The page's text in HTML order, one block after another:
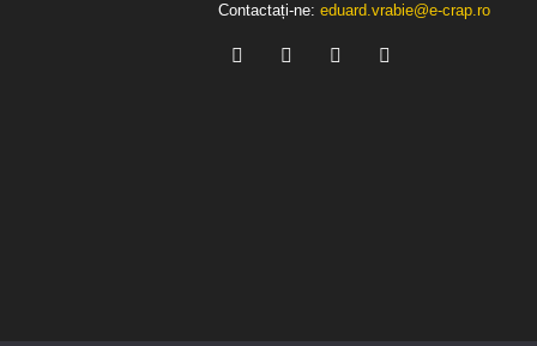
Contactați-ne: eduard.vrabie@e-crap.ro